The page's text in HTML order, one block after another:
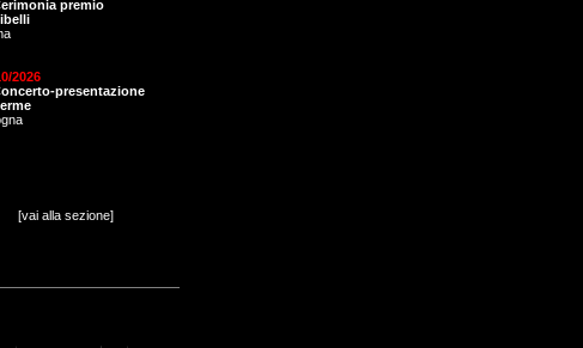
premio
2026
presentazione
[vai alla sezione]